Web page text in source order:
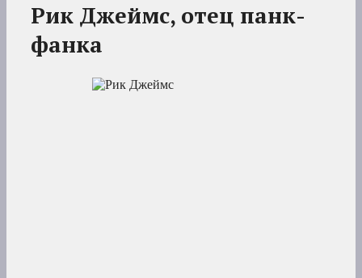
Рик Джеймс, отец панк-
фанка